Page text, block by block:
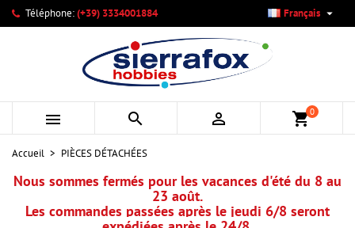
Téléphone:(+39) 3334001884 Français 
   shopping_cart0
Accueil PIÈCES DÉTACHÉES
Nous sommes fermés pour les vacances d'été du 8 au
23 août.
Les commandes passées après le jeudi 6/8 seront
Mes listes d'envies ×
Créer une nouvelle liste
((modalTitle)) ×
((confirmMessage))
((cancelText)) ((modalDeleteText))
Créer une liste d'envies ×
Nom de la liste d'envies
Annuler
Connexion ×
Vous devez être connecté pour ajouter des produits à votre
liste d'envies.
Annuler Connexion